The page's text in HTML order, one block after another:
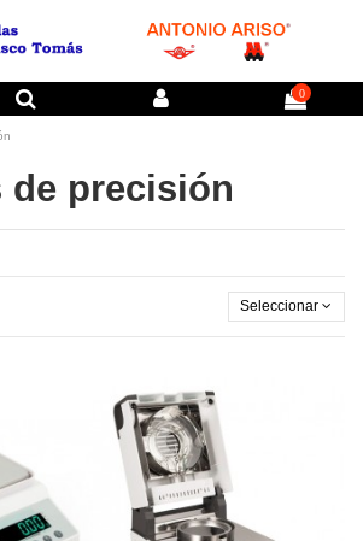
0
de precisión
Seleccionar